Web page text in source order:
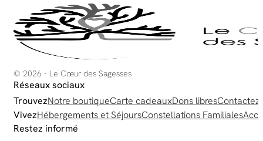
© 2026 - Le Cœur des Sagesses
Réseaux sociaux
TrouvezNotre boutiqueCarte cadeauxDons libres
VivezHébergements et SéjoursConstellations Familiales
Restez informé